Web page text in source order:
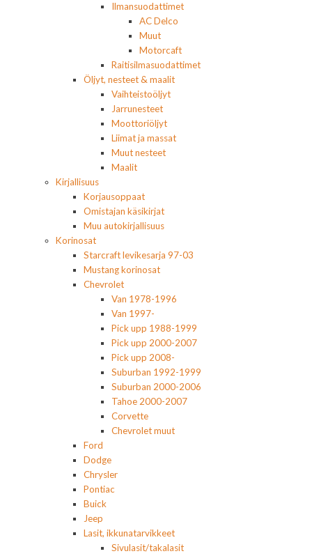
Ilmansuodattimet
AC Delco
Muut
Motorcaft
Raitisilmasuodattimet
Öljyt, nesteet & maalit
Vaihteistoöljyt
Jarrunesteet
Moottoriöljyt
Liimat ja massat
Muut nesteet
Maalit
Kirjallisuus
Korjausoppaat
Omistajan käsikirjat
Muu autokirjallisuus
Korinosat
Starcraft levikesarja 97-03
Mustang korinosat
Chevrolet
Van 1978-1996
Van 1997-
Pick upp 1988-1999
Pick upp 2000-2007
Pick upp 2008-
Suburban 1992-1999
Suburban 2000-2006
Tahoe 2000-2007
Corvette
Chevrolet muut
Ford
Dodge
Chrysler
Pontiac
Buick
Jeep
Lasit, ikkunatarvikkeet
Sivulasit/takalasit